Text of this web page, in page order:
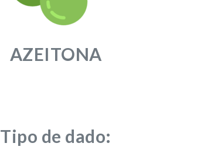
AZEITONA
Tipo de dado: